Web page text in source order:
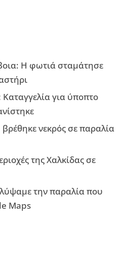
Η φωτιά σταμάτησε
για ύποπτο
νεκρός σε παραλία
της Χαλκίδας σε
την παραλία που
Maps